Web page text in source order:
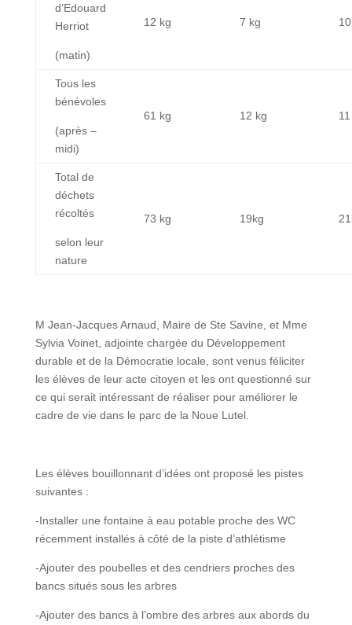
d’Edouard
Herriot
(matin)
12 kg 7 kg
Tous les
bénévoles
(après –
midi)
61 kg 12 kg
Total de
déchets
récoltés
selon leur
nature
73 kg 19kg
M Jean-Jacques Arnaud, Maire de Ste Savine, et Mme
Sylvia Voinet, adjointe chargée du Développement
durable et de la Démocratie locale, sont venus féliciter
les élèves de leur acte citoyen et les ont questionné sur
ce qui serait intéressant de réaliser pour améliorer le
cadre de vie dans le parc de la Noue Lutel.
Les élèves bouillonnant d’idées ont proposé les pistes
suivantes :
-Installer une fontaine à eau potable proche des WC
récemment installés à côté de la piste d’athlétisme
-Ajouter des poubelles et des cendriers proches des
bancs situés sous les arbres
-Ajouter des bancs à l’ombre des arbres aux abords du